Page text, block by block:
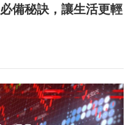
備秘訣，讓生活更輕